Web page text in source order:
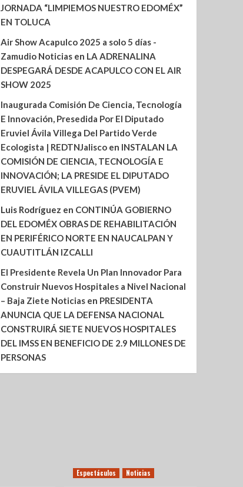
JORNADA “LIMPIEMOS NUESTRO EDOMÉX”
EN TOLUCA
Air Show Acapulco 2025 a solo 5 días -
Zamudio Noticiasen LA ADRENALINA
DESPEGARÁ DESDE ACAPULCO CON EL AIR
SHOW 2025
Inaugurada Comisión De Ciencia, Tecnología
E Innovación, Presedida Por El Diputado
Eruviel Ávila Villega Del Partido Verde
Ecologista | REDTNJaliscoen INSTALAN LA
COMISIÓN DE CIENCIA, TECNOLOGÍA E
INNOVACIÓN; LA PRESIDE EL DIPUTADO
ERUVIEL ÁVILA VILLEGAS (PVEM)
Luis Rodríguez en CONTINÚA GOBIERNO
DEL EDOMÉX OBRAS DE REHABILITACIÓN
EN PERIFÉRICO NORTE EN NAUCALPAN Y
CUAUTITLÁN IZCALLI
El Presidente Revela Un Plan Innovador Para
Construir Nuevos Hospitales a Nivel Nacional
– Baja Ziete Noticiasen PRESIDENTA
ANUNCIA QUE LA DEFENSA NACIONAL
CONSTRUIRÁ SIETE NUEVOS HOSPITALES
DEL IMSS EN BENEFICIO DE 2.9 MILLONES DE
PERSONAS
Espectáculos Noticias